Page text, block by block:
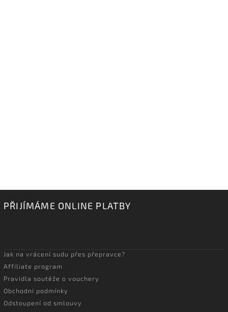
PŘIJÍMÁME ONLINE PLATBY
Jak na vrácení sudu přes přepravce?
Affiliate program
Pravidla soutěže o vouchery
Obchodní podmínky
Odstoupení od smlouvy